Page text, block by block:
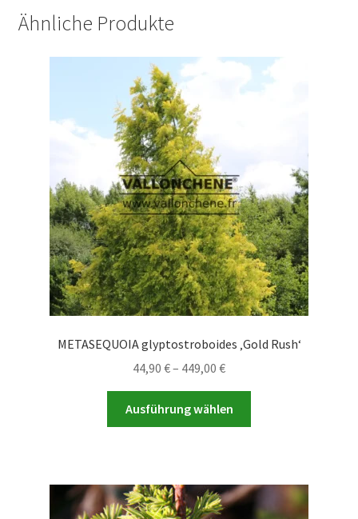
Ähnliche Produkte
METASEQUOIA glyptostroboides ‚Gold Rush‘
44,90 €– 449,00 €Preisspanne:
44,90 €
bis
449,00 €
Ausführung wählen
auf.